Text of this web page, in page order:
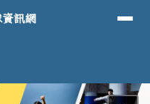
等學校全球資
訊網